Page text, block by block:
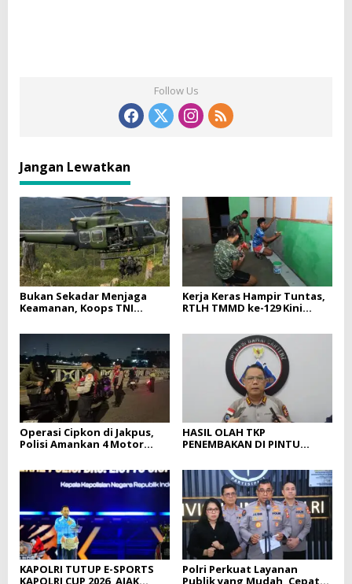
Follow Us
Jangan Lewatkan
Bukan Sekadar Menjaga
Keamanan, Koops TNI
Harapan bagi Warga di
Papua Tengah
Kerja Keras Hampir Tuntas,
RTLH TMMD ke-129 Kini
Operasi Cipkon di Jakpus,
Polisi Amankan 4 Motor
HASIL OLAH TKP
PENEMBAKAN DI PINTU
DUGAAN KETERLIBATAN EG
DAN PN
KAPOLRI TUTUP E-SPORTS
KAPOLRI CUP 2026, AJAK
Polri Perkuat Layanan
Publik yang Mudah, Cepat